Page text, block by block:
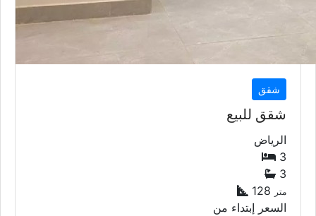
شقق
شقق للبيع
الرياض
3
3
128 متر
السعر إبتداء من